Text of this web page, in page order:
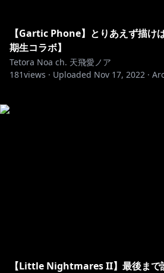
【Gartic Phone】とりあえず描け
期生コラボ】
Tetora Noa ch. 天飛愛ノア
181views · Uploaded Nov 17, 2022 ·
【Little Nightmares II】最後まで